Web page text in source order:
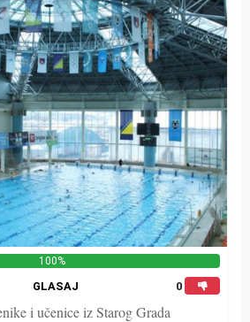
100%
GLASAJ 0
i učenice iz Starog Grada